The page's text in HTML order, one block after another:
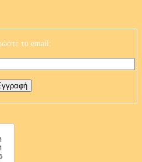
το email: